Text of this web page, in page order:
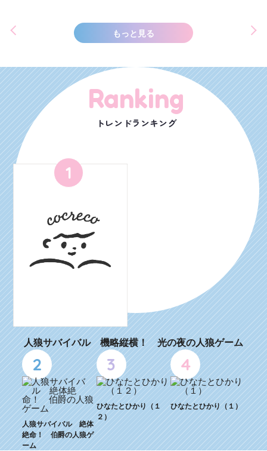
もっと見る
Ranking
トレンドランキング
1
人狼サバイバル 機略縦横！ 光の夜の人狼ゲーム
2
人狼サバイバル 絶体
絶命！ 伯爵の人狼ゲ
ーム
3
ひなたとひかり（１
２）
4
ひなたとひかり（１）